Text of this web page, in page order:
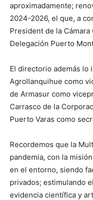
aproximadamente;
2024-2026, el que, a
President de la
Delegación Puerto
El directorio además lo
Agrollanquihue como
de Armasur como
Carrasco de la
Puerto Varas como
Recordemos que la
pandemia, con la
en el entorno, siendo
privados; estimulando
evidencia científica y